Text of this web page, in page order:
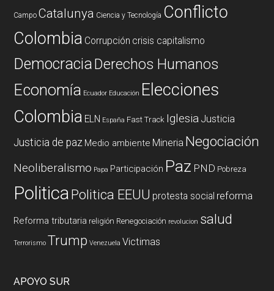
Campo Catalunya Ciencia y Tecnología Conflicto
Colombia Corrupción crisis capitalismo
DemocraciaDerechos Humanos
Economía Ecuador Educación Elecciones
Colombia ELN España Fast Track Iglesia Justicia
Justicia de paz Medio ambiente Mineria Negociación
Neoliberalismo Papa Participación Paz PND Pobreza
PoliticaPolitica EEUU protesta social reforma
Reforma tributaria religión Renegociación revolucion salud
Terrorismo Trump Venezuela Victimas
APOYO SUR